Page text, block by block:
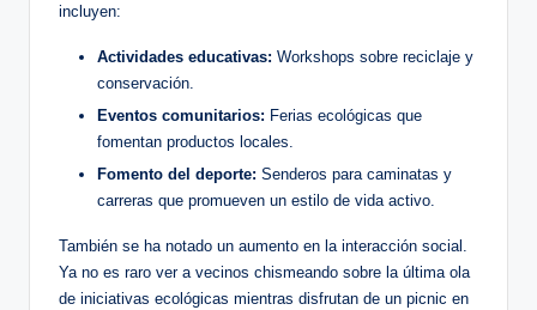
incluyen:
Actividades educativas: Workshops sobre reciclaje y
conservación.
Eventos comunitarios: Ferias ecológicas que
fomentan productos locales.
Fomento del deporte: Senderos para caminatas y
carreras que promueven un estilo de vida activo.
También se ha notado un aumento en la interacción social.
Ya no es raro ver a vecinos chismeando sobre la última ola
de iniciativas ecológicas mientras disfrutan de un picnic en